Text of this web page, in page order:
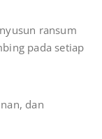
ransum
pada setiap
dan